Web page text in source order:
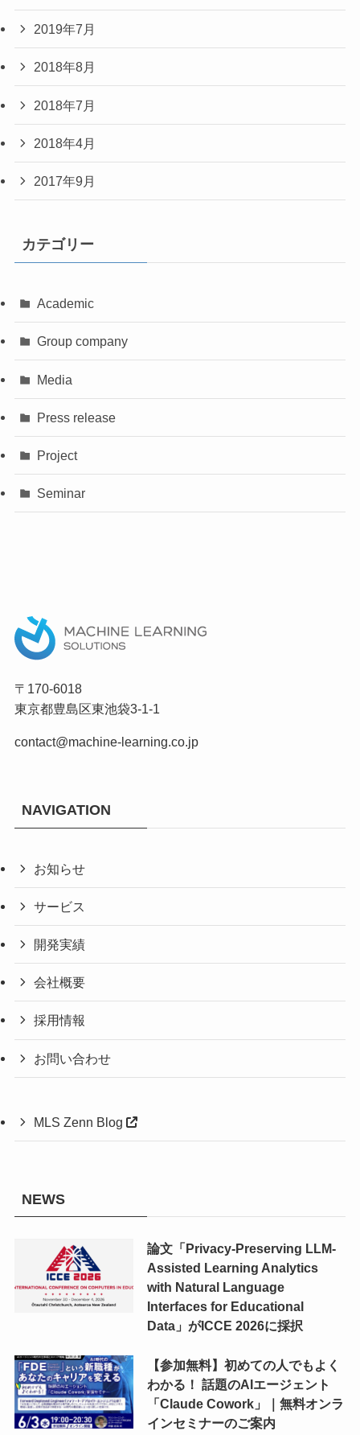
2019年7月
2018年8月
2018年7月
2018年4月
2017年9月
カテゴリー
Academic
Group company
Media
Press release
Project
Seminar
〒170-6018
東京都豊島区東池袋3-1-1
contact@machine-learning.co.jp
NAVIGATION
お知らせ
サービス
開発実績
会社概要
採用情報
お問い合わせ
MLS Zenn Blog
NEWS
論文「Privacy-Preserving LLM-
Assisted Learning Analytics
with Natural Language
Interfaces for Educational
Data」がICCE 2026に採択
【参加無料】初めての人でもよく
わかる！ 話題のAIエージェント
「Claude Cowork」｜無料オンラ
インセミナーのご案内